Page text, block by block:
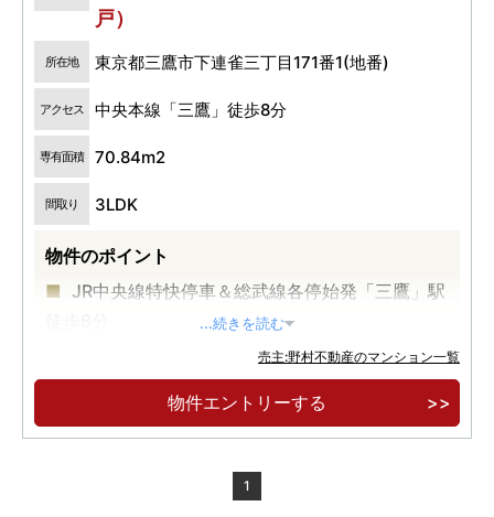
戸）
所在地 東京都三鷹市下連雀三丁目171番1(地番)
アクセス 中央本線「三鷹」徒歩8分
専有面積 70.84m2
間取り 3LDK
物件のポイント
JR中央線特快停車＆総武線各停始発「三鷹」駅
専有面積56㎡台～92㎡台、2LDK・3LDK 全63
邸
内廊下・ワイドスパン中心のゆとりある設計
...続きを読む
売主:野村不動産のマンション一覧
物件エントリーする
1